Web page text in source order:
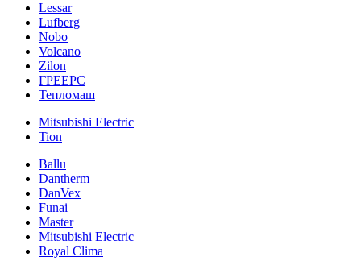
Lessar
Lufberg
Nobo
Volcano
Zilon
ГРЕЕРС
Тепломаш
Mitsubishi Electric
Tion
Ballu
Dantherm
DanVex
Funai
Master
Mitsubishi Electric
Royal Clima